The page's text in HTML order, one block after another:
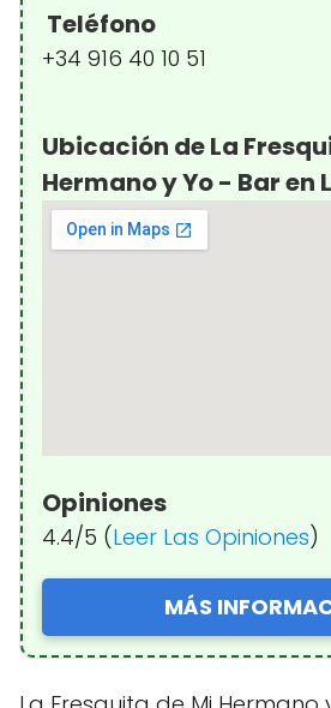
Teléfono
+34 916 40 10 51
Ubicación de La
Hermano y Yo - Bar en
Opiniones
4.4/5 (Leer Las Opiniones)
MÁS